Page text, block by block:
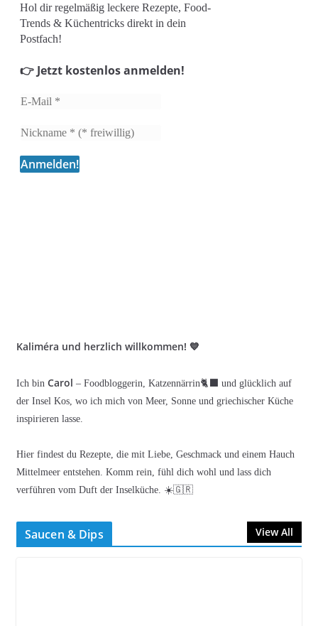
Hol dir regelmäßig leckere Rezepte, Food-
Trends & Küchentricks direkt in dein
Postfach!
👉 Jetzt kostenlos anmelden!
Kaliméra und herzlich willkommen! 💙
Ich bin Carol – Foodbloggerin, Katzennärrin🐈‍⬛ und glücklich auf
der Insel Kos, wo ich mich von Meer, Sonne und griechischer Küche
inspirieren lasse.
Hier findest du Rezepte, die mit Liebe, Geschmack und einem Hauch
Mittelmeer entstehen. Komm rein, fühl dich wohl und lass dich
verführen vom Duft der Inselküche. ☀️🇬🇷
Saucen & Dips View All